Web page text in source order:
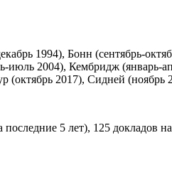
1994), Бонн (сентябрь-
2004), Кембридж (январь-
2017), Сидней
5 лет), 125 докладов